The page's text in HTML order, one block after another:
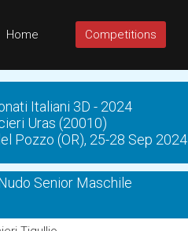
Home Competitions
Italiani 3D - 2024
Uras (20010)
Pozzo (OR), 25-28 Sep 2024
Senior Maschile